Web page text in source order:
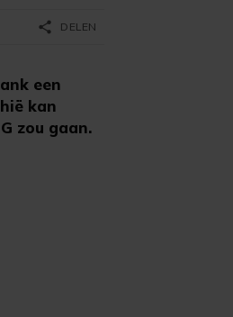
een
kan
zou gaan.
share DELEN